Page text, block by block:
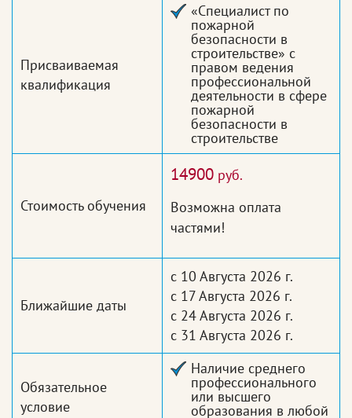
Присваиваемая
квалификация
«Специалист по
пожарной
безопасности в
строительстве» с
правом ведения
профессиональной
деятельности в сфере
пожарной
безопасности в
строительстве
Стоимость обучения
14900 руб.
Возможна оплата
частями!
Ближайшие даты
с 10 Августа 2026 г.
с 17 Августа 2026 г.
с 24 Августа 2026 г.
с 31 Августа 2026 г.
Обязательное
условие
Наличие среднего
профессионального
или высшего
образования в любой